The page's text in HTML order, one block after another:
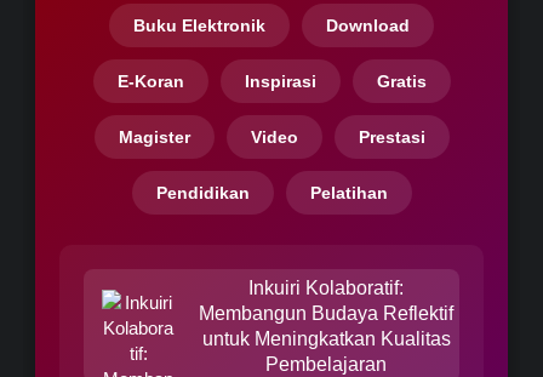
Buku Elektronik Download
E-Koran Inspirasi Gratis
Magister Video Prestasi
Pendidikan Pelatihan
Inkuiri Kolaboratif:
Membangun Budaya Reflektif
untuk Meningkatkan Kualitas
Pembelajaran